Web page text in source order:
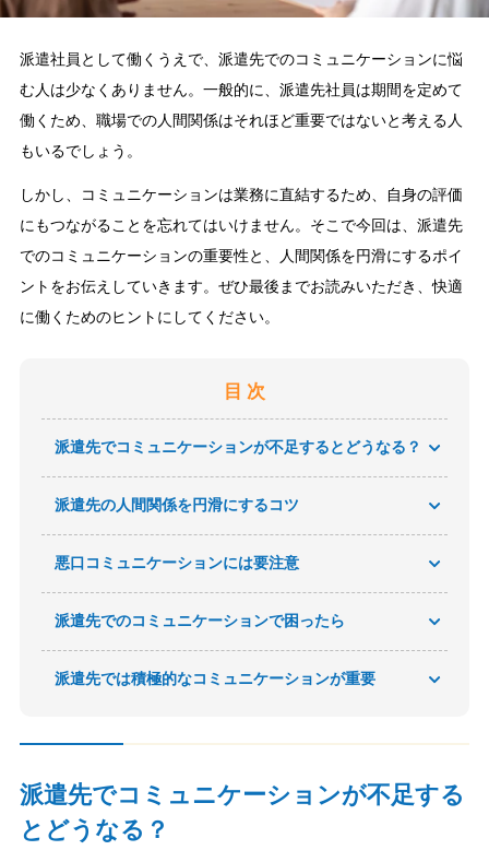
派遣社員として働くうえで、派遣先でのコミュニケーションに悩
む人は少なくありません。一般的に、派遣先社員は期間を定めて
働くため、職場での人間関係はそれほど重要ではないと考える人
もいるでしょう。
しかし、コミュニケーションは業務に直結するため、自身の評価
にもつながることを忘れてはいけません。そこで今回は、派遣先
でのコミュニケーションの重要性と、人間関係を円滑にするポイ
ントをお伝えしていきます。ぜひ最後までお読みいただき、快適
に働くためのヒントにしてください。
目 次
派遣先でコミュニケーションが不足するとどうなる？
派遣先の人間関係を円滑にするコツ
悪口コミュニケーションには要注意
派遣先でのコミュニケーションで困ったら
派遣先では積極的なコミュニケーションが重要
派遣先でコミュニケーションが不足する
とどうなる？